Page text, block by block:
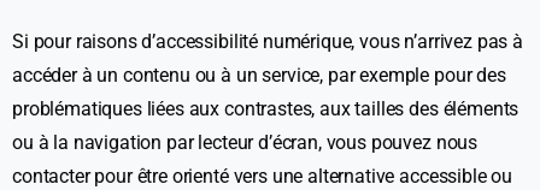
Si pour raisons d’accessibilité numérique, vous n’arrivez pas à
accéder à un contenu ou à un service, par exemple pour des
problématiques liées aux contrastes, aux tailles des éléments
ou à la navigation par lecteur d’écran, vous pouvez nous
contacter pour être orienté vers une alternative accessible ou